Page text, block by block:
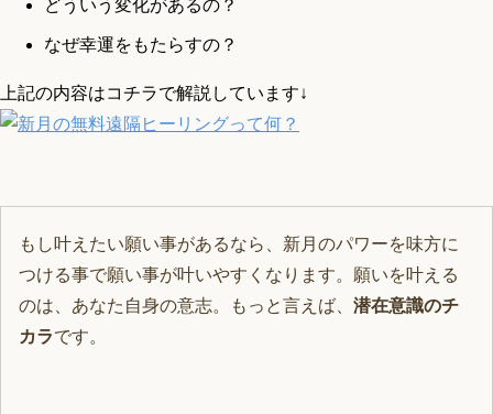
どういう変化があるの？
なぜ幸運をもたらすの？
上記の内容はコチラで解説しています↓
もし叶えたい願い事があるなら、新月のパワーを味方に
つける事で願い事が叶いやすくなります。願いを叶える
のは、あなた自身の意志。もっと言えば、 潜在意識のチ
カラです。